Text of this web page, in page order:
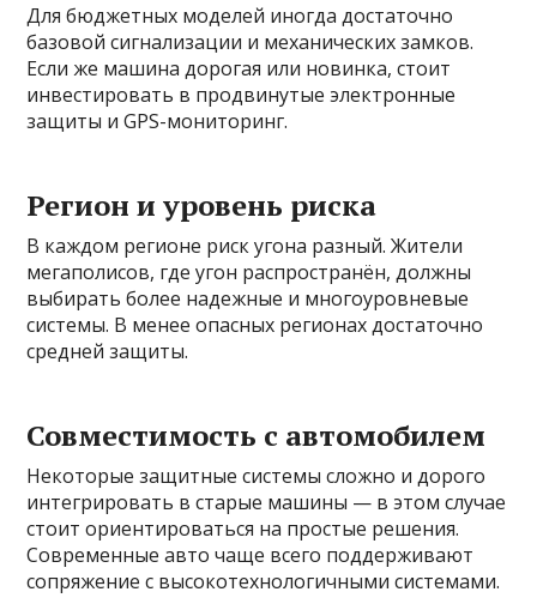
Для бюджетных моделей иногда достаточно
базовой сигнализации и механических замков.
Если же машина дорогая или новинка, стоит
инвестировать в продвинутые электронные
защиты и GPS-мониторинг.
Регион и уровень риска
В каждом регионе риск угона разный. Жители
мегаполисов, где угон распространён, должны
выбирать более надежные и многоуровневые
системы. В менее опасных регионах достаточно
средней защиты.
Совместимость с автомобилем
Некоторые защитные системы сложно и дорого
интегрировать в старые машины — в этом случае
стоит ориентироваться на простые решения.
Современные авто чаще всего поддерживают
сопряжение с высокотехнологичными системами.